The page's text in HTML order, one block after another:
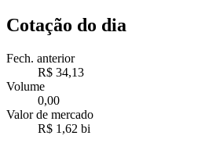
Cotação do dia
Fech. anterior
R$ 34,13
Volume
0,00
Valor de mercado
R$ 1,62 bi